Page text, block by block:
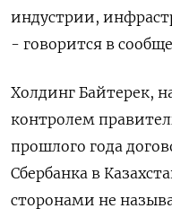
индустрии,
- говорится в
Холдинг Байтерек,
контролем
прошлого года
Сбербанка в
сторонами не